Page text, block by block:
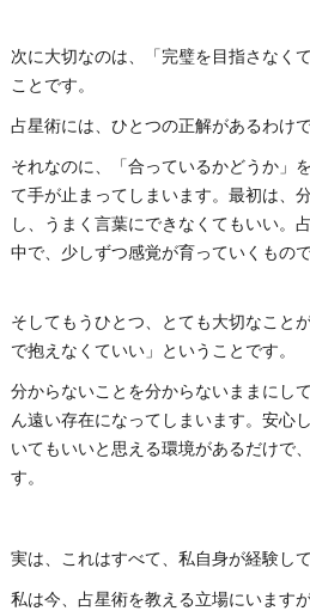
次に大切なのは、「完璧を目指さなく
ことです。
占星術には、ひとつの正解があるわけ
それなのに、「合っているかどうか」
て手が止まってしまいます。最初は、
し、うまく言葉にできなくてもいい。
中で、少しずつ感覚が育っていくもので
そしてもうひとつ、とても大切なこと
で抱えなくていい」ということです。
分からないことを分からないままにし
ん遠い存在になってしまいます。安心
いてもいいと思える環境があるだけで
す。
実は、これはすべて、私自身が経験し
私は今、占星術を教える立場にいます